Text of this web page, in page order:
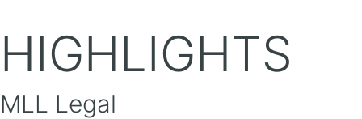
HIGHLIGHTS
MLL Legal